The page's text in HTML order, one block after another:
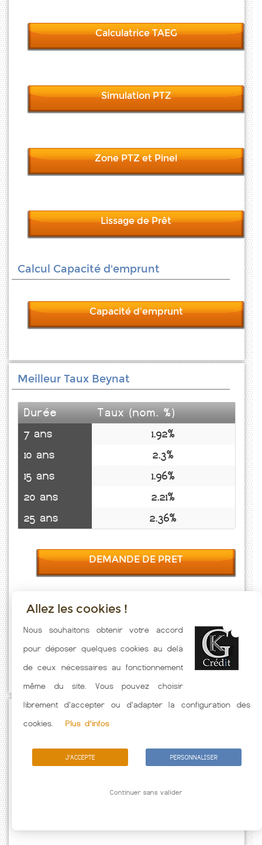
Calculatrice TAEG
Simulation PTZ
Zone PTZ et Pinel
Lissage de Prêt
Calcul Capacité d'emprunt
Capacité d'emprunt
Meilleur Taux Beynat
Durée
Taux (nom. %)
7 ans
1.92%
10 ans
2.3%
15 ans
1.96%
20 ans
2.21%
25 ans
2.36%
DEMANDE DE PRET
Taux emprunt actualisés (Beynat) toutes les semaines. Taux Immobilier
pratiqués par nos partenaires bancaires. Meilleur Taux hors
assurance. Taux crédit immobilier indicatif fonction des
caractéristiques de l'emprunteur.
Allez les cookies !
Nous souhaitons obtenir votre accord
pour déposer quelques cookies au delà
de ceux nécessaires au fonctionnement
même du site. Vous pouvez choisir
librement d'accepter ou d'adapter la configuration des
cookies.
Plus d'infos
J'ACCEPTE PERSONNALISER
Continuer sans valider